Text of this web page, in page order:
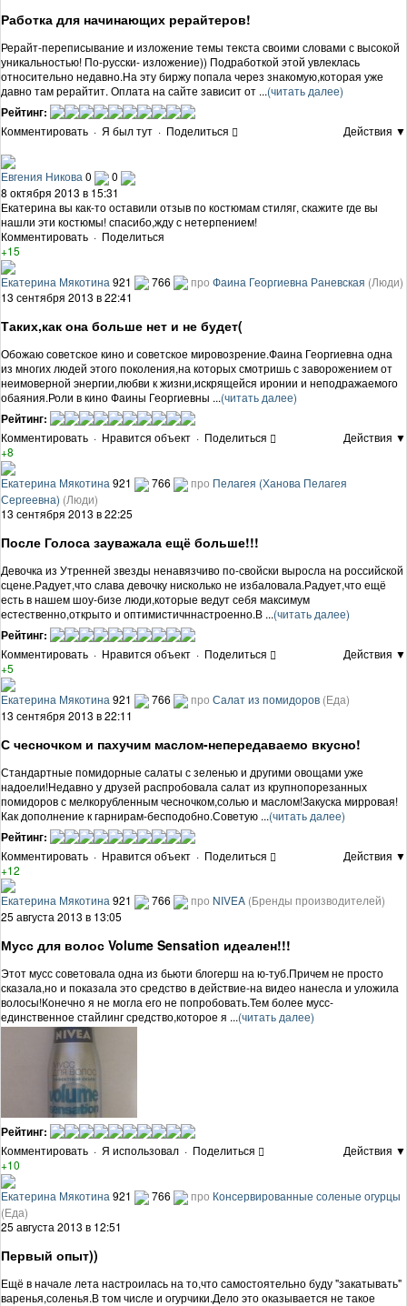
Работка для начинающих рерайтеров!
Рерайт-переписывание и изложение темы текста своими словами с высокой
уникальностью! По-русски- изложение)) Подработкой этой увлеклась
относительно недавно.На эту биржу попала через знакомую,которая уже
давно там рерайтит. Оплата на сайте зависит от ...(читать далее)
Рейтинг:
Комментировать · Я был тут · Поделиться Действия ▼
Евгения Никова 0
0
8 октября 2013 в 15:31
Екатерина вы как-то оставили отзыв по костюмам стиляг, скажите где вы
нашли эти костюмы! спасибо,жду с нетерпением!
Комментировать · Поделиться
+15
Екатерина Мякотина 921 766 про Фаина Георгиевна Раневская (Люди)
13 сентября 2013 в 22:41
Таких,как она больше нет и не будет(
Обожаю советское кино и советское мировозрение.Фаина Георгиевна одна
из многих людей этого поколения,на которых смотришь с заворожением от
неимоверной энергии,любви к жизни,искрящейся иронии и неподражаемого
обаяния.Роли в кино Фаины Георгиевны ...(читать далее)
Рейтинг:
Комментировать · Нравится объект · Поделиться
Действия ▼
+8
Екатерина Мякотина 921 766 про Пелагея (Ханова Пелагея
Сергеевна) (Люди)
13 сентября 2013 в 22:25
После Голоса зауважала ещё больше!!!
Девочка из Утренней звезды ненавязчиво по-свойски выросла на российской
сцене.Радует,что слава девочку нисколько не избаловала.Радует,что ещё
есть в нашем шоу-бизе люди,которые ведут себя максимум
естественно,открыто и оптимистичннастроенно.В ...(читать далее)
Рейтинг:
Комментировать · Нравится объект · Поделиться
Действия ▼
+5
Екатерина Мякотина 921 766 про Салат из помидоров (Еда)
13 сентября 2013 в 22:11
С чесночком и пахучим маслом-непередаваемо вкусно!
Стандартные помидорные салаты с зеленью и другими овощами уже
надоели!Недавно у друзей распробовала салат из крупнопорезанных
помидоров с мелкорубленным чесночком,солью и маслом!Закуска мирровая!
Как дополнение к гарнирам-бесподобно.Советую ...(читать далее)
Рейтинг:
Комментировать · Нравится объект · Поделиться
Действия ▼
+12
Екатерина Мякотина921 766 про NIVEA (Бренды производителей)
25 августа 2013 в 13:05
Мусс для волос Volume Sensation идеален!!!
Этот мусс советовала одна из бьюти блогерш на ю-туб.Причем не просто
сказала,но и показала это средство в действие-на видео нанесла и уложила
волосы!Конечно я не могла его не попробовать.Тем более мусс-
единственное стайлинг средство,которое я ...(читать далее)
Рейтинг:
Комментировать · Я использовал · Поделиться
Действия ▼
+10
Екатерина Мякотина 921 766 про Консервированные соленые огурцы
(Еда)
25 августа 2013 в 12:51
Первый опыт))
Ещё в начале лета настроилась на то,что самостоятельно буду "закатывать"
варенья,соленья.В том числе и огурчики.Дело это оказывается не такое